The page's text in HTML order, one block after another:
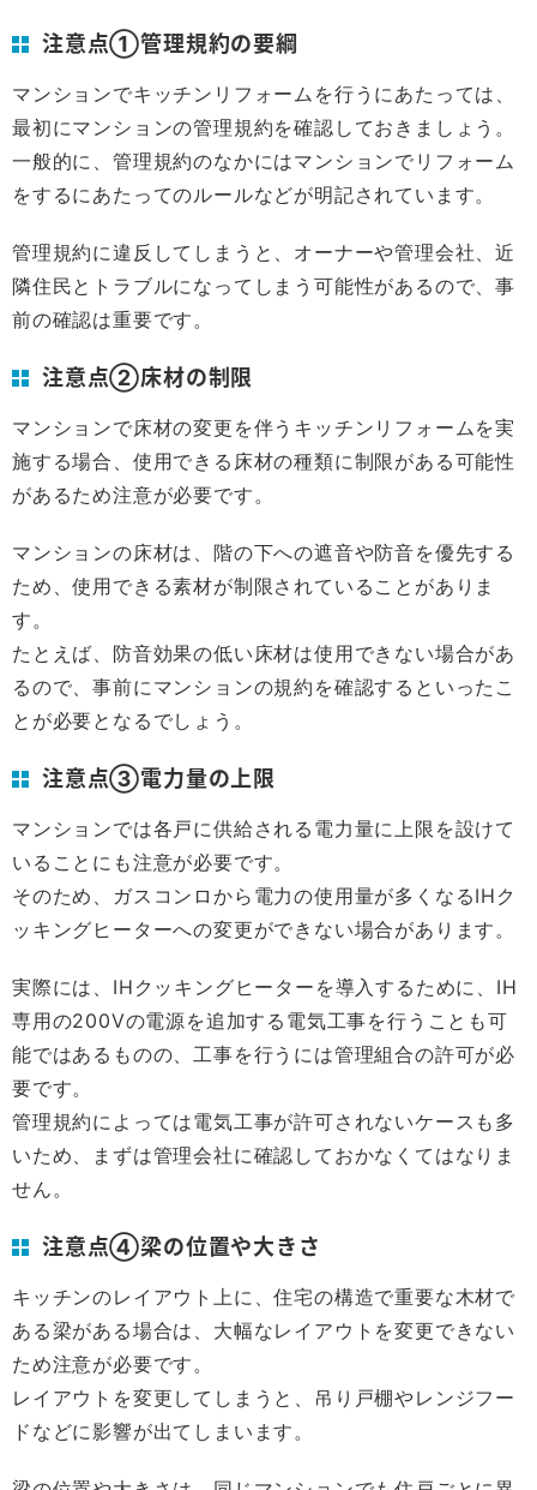
注意点①管理規約の要綱
マンションでキッチンリフォームを行うにあたっては、
最初にマンションの管理規約を確認しておきましょう。
一般的に、管理規約のなかにはマンションでリフォーム
をするにあたってのルールなどが明記されています。
管理規約に違反してしまうと、オーナーや管理会社、近
隣住民とトラブルになってしまう可能性があるので、事
前の確認は重要です。
注意点②床材の制限
マンションで床材の変更を伴うキッチンリフォームを実
施する場合、使用できる床材の種類に制限がある可能性
があるため注意が必要です。
マンションの床材は、階の下への遮音や防音を優先する
ため、使用できる素材が制限されていることがありま
す。
たとえば、防音効果の低い床材は使用できない場合があ
るので、事前にマンションの規約を確認するといったこ
とが必要となるでしょう。
注意点③電力量の上限
マンションでは各戸に供給される電力量に上限を設けて
いることにも注意が必要です。
そのため、ガスコンロから電力の使用量が多くなるIHク
ッキングヒーターへの変更ができない場合があります。
実際には、IHクッキングヒーターを導入するために、IH
専用の200Vの電源を追加する電気工事を行うことも可
能ではあるものの、工事を行うには管理組合の許可が必
要です。
管理規約によっては電気工事が許可されないケースも多
いため、まずは管理会社に確認しておかなくてはなりま
せん。
注意点④梁の位置や大きさ
キッチンのレイアウト上に、住宅の構造で重要な木材で
ある梁がある場合は、大幅なレイアウトを変更できない
ため注意が必要です。
レイアウトを変更してしまうと、吊り戸棚やレンジフー
ドなどに影響が出てしまいます。